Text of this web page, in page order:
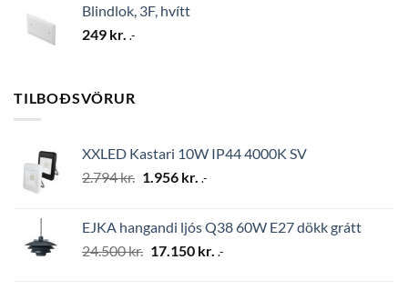
Blindlok, 3F, hvítt
249 kr. .-
TILBOÐSVÖRUR
XXLED Kastari 10W IP44 4000K SV
2.794kr. Original
2.794 kr..
1.956 kr. Current
1.956 kr..
.-
EJKA hangandi ljós Q38 60W E27 dökk grátt
24.500kr. Original
17.150 kr. Current
.-